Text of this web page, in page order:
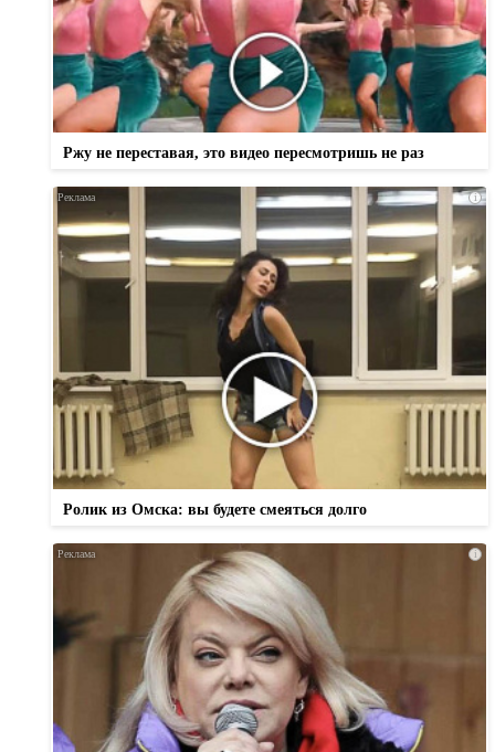
Ржу не переставая, это видео пересмотришь не раз
i
Ролик из Омска: вы будете смеяться долго
i